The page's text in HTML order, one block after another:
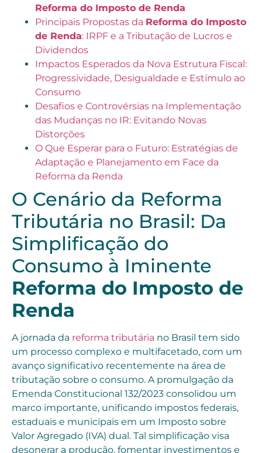
Reforma do Imposto de Renda
Principais Propostas da Reforma do Imposto
de Renda: IRPF e a Tributação de Lucros e
Dividendos
Impactos Esperados da Nova Estrutura Fiscal:
Progressividade, Desigualdade e Estímulo ao
Consumo
Desafios e Controvérsias na Implementação
das Mudanças no IR: Evitando Novas
Distorções
O Que Esperar para o Futuro: Estratégias de
Adaptação e Planejamento em Face da
Reforma da Renda
O Cenário da Reforma
Tributária no Brasil: Da
Simplificação do
Consumo à Iminente
Reforma do Imposto de
Renda
A jornada da reforma tributária no Brasil tem sido
um processo complexo e multifacetado, com um
avanço significativo recentemente na área de
tributação sobre o consumo. A promulgação da
Emenda Constitucional 132/2023 consolidou um
marco importante, unificando impostos federais,
estaduais e municipais em um Imposto sobre
Valor Agregado (IVA) dual. Tal simplificação visa
desonerar a produção, fomentar investimentos e